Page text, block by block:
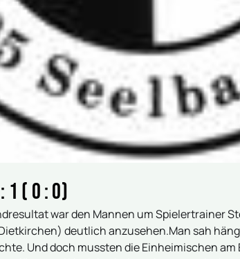
1 ( 0 : 0)
war den Mannen um Spielertrainer
deutlich anzusehen.Man sah
Und doch mussten die Einheimischen